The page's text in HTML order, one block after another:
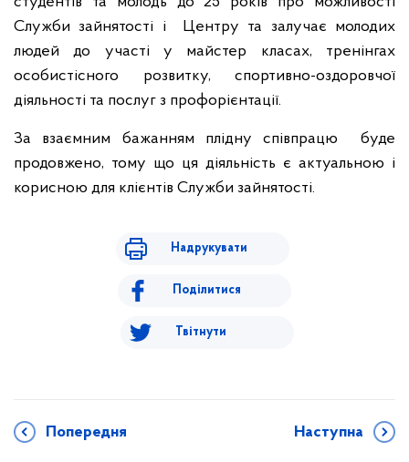
Служби зайнятості і Центру та залучає молодих
людей до участі у майстер класах, тренінгах
особистісного розвитку, спортивно-оздоровчої
діяльності та послуг з профорієнтації.
За взаємним бажанням плідну співпрацю буде
продовжено, тому що ця діяльність є актуальною і
корисною для клієнтів Служби зайнятості.
Надрукувати
Поділитися
Твітнути
Попередня Наступна